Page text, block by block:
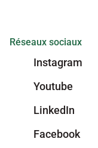
Réseaux sociaux
Instagram
Youtube
LinkedIn
Facebook